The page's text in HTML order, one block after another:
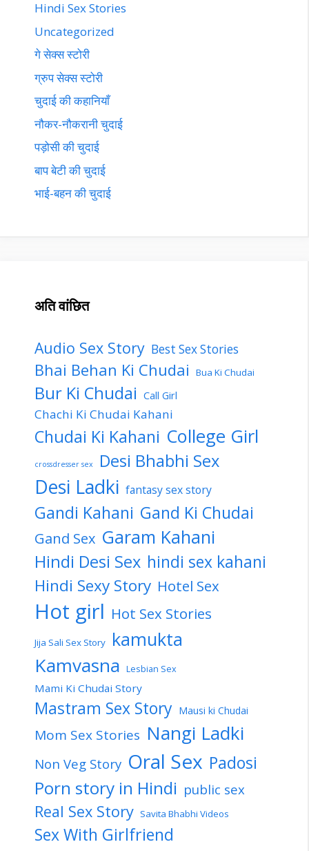
Hindi Sex Stories
Uncategorized
गे सेक्स स्टोरी
ग्रुप सेक्स स्टोरी
चुदाई की कहानियाँ
नौकर-नौकरानी चुदाई
पड़ोसी की चुदाई
बाप बेटी की चुदाई
भाई-बहन की चुदाई
अति वांछित
Audio Sex Story Best Sex Stories
Bhai Behan Ki Chudai Bua Ki Chudai
Bur Ki Chudai Call Girl
Chachi Ki Chudai Kahani
Chudai Ki Kahani College Girl
crossdresser sex Desi Bhabhi Sex
Desi Ladki fantasy sex story
Gandi Kahani Gand Ki Chudai
Gand Sex Garam Kahani
Hindi Desi Sex hindi sex kahani
Hindi Sexy Story Hotel Sex
Hot girl Hot Sex Stories
Jija Sali Sex Story kamukta
Kamvasna Lesbian Sex
Mami Ki Chudai Story
Mastram Sex Story Mausi ki Chudai
Mom Sex Stories Nangi Ladki
Non Veg Story Oral Sex Padosi
Porn story in Hindi public sex
Real Sex Story Savita Bhabhi Videos
Sex With Girlfriend